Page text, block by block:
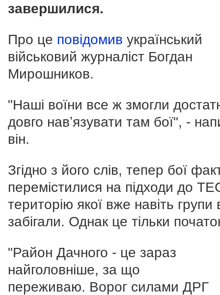
завершилися.
Про це повідомив український
військовий журналіст Богдан
Мирошников.
"Наші воїни все ж змогли
довго навʼязувати там бої", -
він.
Згідно з його слів, тепер бої
перемістилися на підходи до
територію якої вже навіть групи
забігали. Однак це тільки
"Район Дачного - це зараз
найголовніше, за що
переживаю. Ворог силами ДРГ